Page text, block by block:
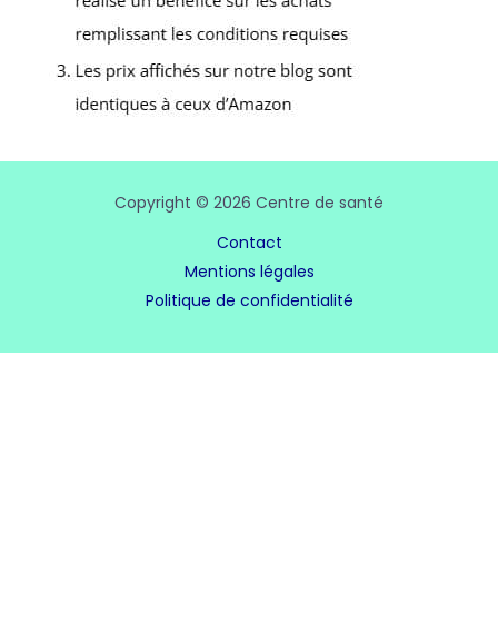
Copyright © 2026 Centre de santé
Contact
Mentions légales
Politique de confidentialité